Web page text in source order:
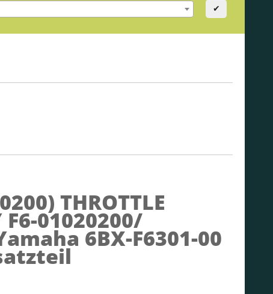
✔
THROTTLE
F6-01020200/
6BX-F6301-00